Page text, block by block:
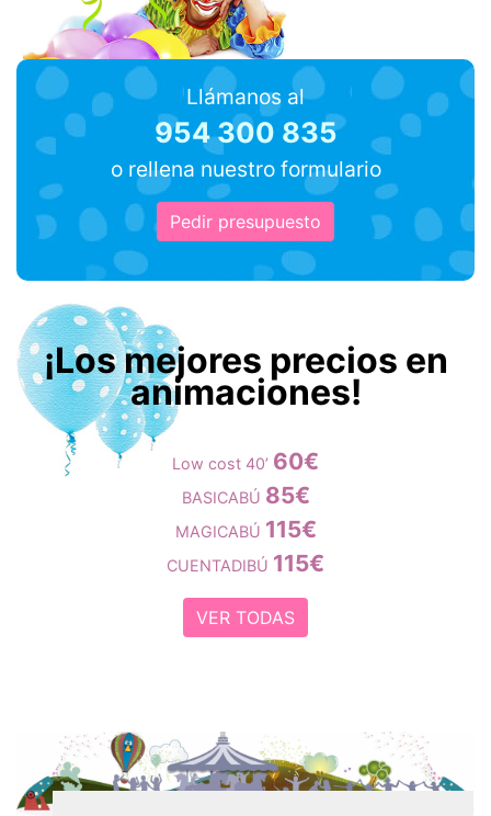
Llámanos al
954 300 835
o rellena nuestro formulario
Pedir presupuesto
¡Los mejores precios en
animaciones!
Low cost 40’ 60€
BASICABÚ 85€
MAGICABÚ 115€
CUENTADIBÚ 115€
VER TODAS